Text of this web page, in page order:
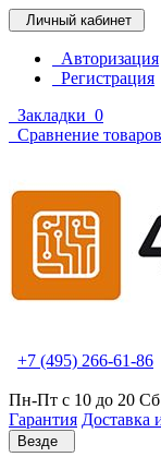
Личный кабинет
Авторизация
Регистрация
Закладки 0
Сравнение товаров
+7 (495) 266-61-86
Пн-Пт с 10 до 20
Гарантия Доставка
Везде